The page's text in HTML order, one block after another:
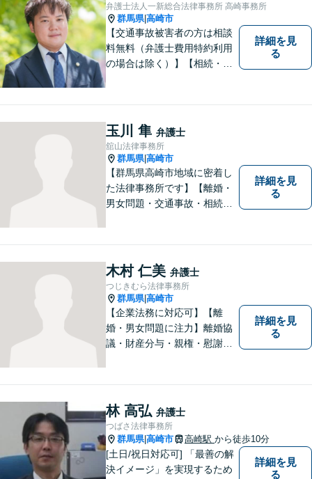
弁護士法人一新総合法律事務所 高崎事務所
群馬県|高崎市
【交通事故被害者の方は相談
料無料（弁護士費用特約利用
の場合は除く）】【相続・債
以上の弁護士が所属／チーム
で連携し、問題解決に向けて
取り組みます。おひとりで悩
まずに、お気軽にお問い合わ
せください。
詳細を見
る
玉川 隼 弁護士
舘山法律事務所
群馬県|高崎市
【群馬県高崎市地域に密着し
た法律事務所です】【離婚・
男女問題・交通事故・相続問
みを抱えていらっしゃる皆様
に、何とか笑顔を取り戻して
いただきたいというのをモッ
トーにしております。
詳細を見
る
木村 仁美 弁護士
つじきむら法律事務所
群馬県|高崎市
【企業法務に対応可】【離
婚・男女問題に注力】離婚協
議・財産分与・親権・慰謝料
お気持ちに寄り添い、納得の
いく解決を目指します。まず
はお気軽にご相談を！【駐車
場完備】
詳細を見
る
林 高弘 弁護士
つばさ法律事務所
群馬県|高崎市 高崎駅 から徒歩10分
[土日/祝日対応可] 「最善の解
決イメージ」を実現するため
詳細を見
る